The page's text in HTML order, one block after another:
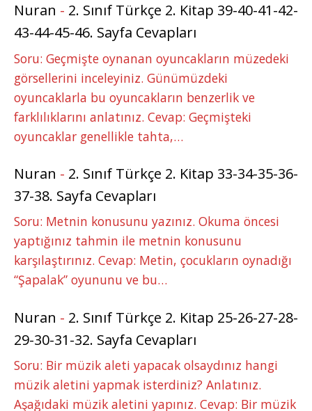
Nuran - 2. Sınıf Türkçe 2. Kitap 39-40-41-42-
43-44-45-46. Sayfa Cevapları
Soru: Geçmişte oynanan oyuncakların müzedeki
görsellerini inceleyiniz. Günümüzdeki
oyuncaklarla bu oyuncakların benzerlik ve
farklılıklarını anlatınız. Cevap: Geçmişteki
oyuncaklar genellikle tahta,…
Nuran - 2. Sınıf Türkçe 2. Kitap 33-34-35-36-
37-38. Sayfa Cevapları
Soru: Metnin konusunu yazınız. Okuma öncesi
yaptığınız tahmin ile metnin konusunu
karşılaştırınız. Cevap: Metin, çocukların oynadığı
“Şapalak” oyununu ve bu…
Nuran - 2. Sınıf Türkçe 2. Kitap 25-26-27-28-
29-30-31-32. Sayfa Cevapları
Soru: Bir müzik aleti yapacak olsaydınız hangi
müzik aletini yapmak isterdiniz? Anlatınız.
Aşağıdaki müzik aletini yapınız. Cevap: Bir müzik